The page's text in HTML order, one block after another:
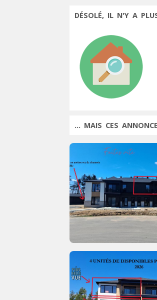
DÉSOLÉ, IL N'Y A
... MAIS CES